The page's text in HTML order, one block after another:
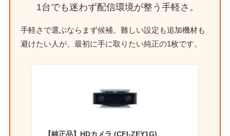
1台でも迷わず配信環境が整う手軽さ。
手軽さで選ぶならまず候補。難しい設定も追加機材も
避けたい人が、最初に手に取りたい純正の1枚です。
【純正品】HDカメラ (CFI-ZEY1G)